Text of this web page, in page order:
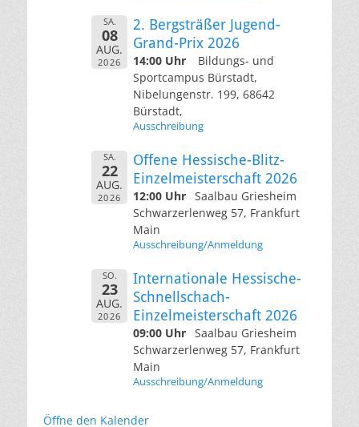
SA.
08
AUG.
2026
2. Bergsträßer Jugend-
Grand-Prix 2026
14:00 Uhr
Bildungs- und
Sportcampus Bürstadt,
Nibelungenstr. 199, 68642
Bürstadt,
Ausschreibung
SA.
22
AUG.
2026
Offene Hessische-Blitz-
Einzelmeisterschaft 2026
12:00 Uhr Saalbau Griesheim
Schwarzerlenweg 57, Frankfurt
Main
Ausschreibung/Anmeldung
SO.
23
AUG.
2026
Internationale Hessische-
Schnellschach-
Einzelmeisterschaft 2026
09:00 Uhr Saalbau Griesheim
Schwarzerlenweg 57, Frankfurt
Main
Ausschreibung/Anmeldung
Öffne den Kalender